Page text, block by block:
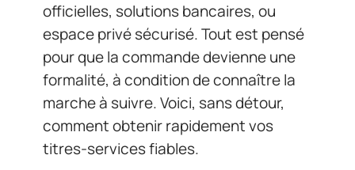
officielles, solutions bancaires, ou
espace privé sécurisé. Tout est pensé
pour que la commande devienne une
formalité, à condition de connaître la
marche à suivre. Voici, sans détour,
comment obtenir rapidement vos
titres-services fiables.